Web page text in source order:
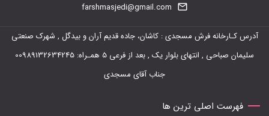
می
باشد.
farshmasjedi@gmail.com
آدرس کـارخانه فرش مسجدی : کاشان، جاده قدیم آران و بیدگل , شهرک صنعتی
سلیمان صباحی , انتهای بلوار یک , بعد از فرعی 5 همـراه: 00989132634245
جناب آقای مسجدی
فهرست اصلی ترین ها